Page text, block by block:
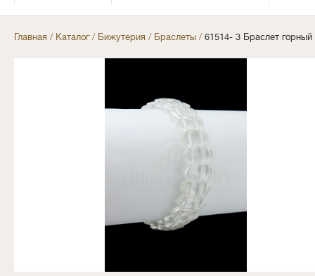
Главная / Каталог/ Бижутерия / Браслеты / 61514- 3 Браслет